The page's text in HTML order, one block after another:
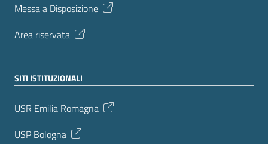
Messa a Disposizione
Area riservata
SITI ISTITUZIONALI
USR Emilia Romagna
USP Bologna